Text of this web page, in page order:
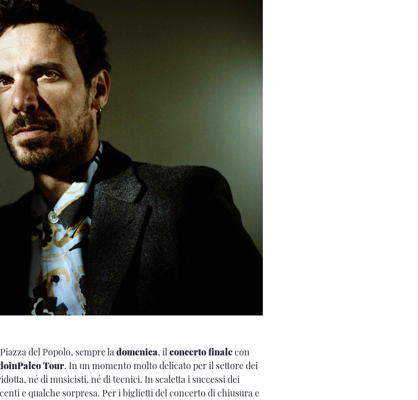
del Popolo, sempre ladomenica, ilconcerto finalecon
Tour. In un momento molto delicato per il settore dei
né di musicisti, né di tecnici. In scaletta i successi dei
e qualche sorpresa. Per i biglietti del concerto di chiusura e